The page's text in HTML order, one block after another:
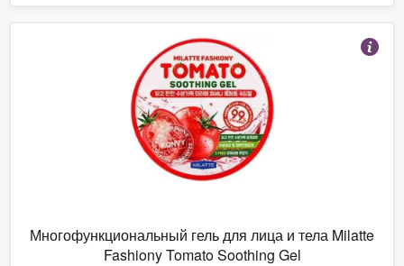
Многофункциональный гель для лица и тела Milatte
Fashiony Tomato Soothing Gel